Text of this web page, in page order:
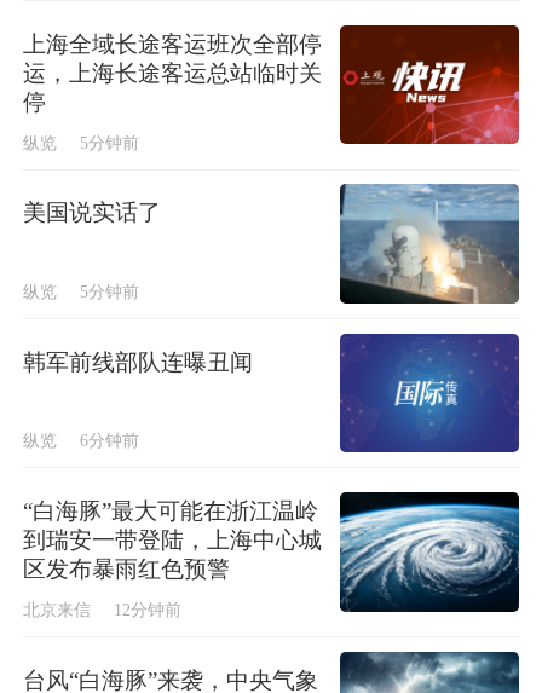
上海全域长途客运班次全部停
运，上海长途客运总站临时关
停
纵览 5分钟前
美国说实话了
纵览 5分钟前
韩军前线部队连曝丑闻
纵览 6分钟前
“白海豚”最大可能在浙江温岭
到瑞安一带登陆，上海中心城
区发布暴雨红色预警
北京来信 12分钟前
台风“白海豚”来袭，中央气象